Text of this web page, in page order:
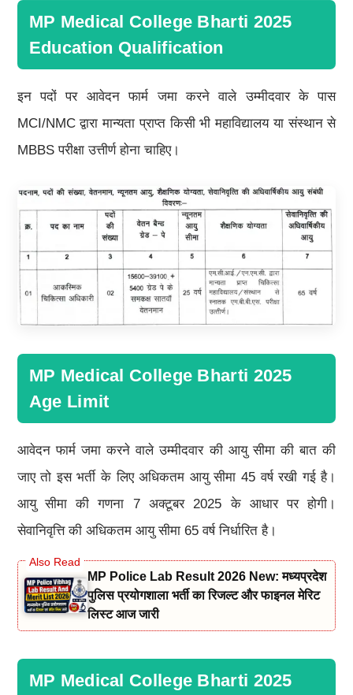
MP Medical College Bharti 2025
Education Qualification
इन पदों पर आवेदन फार्म जमा करने वाले उम्मीदवार के पास
MCI/NMC द्वारा मान्यता प्राप्त किसी भी महाविद्यालय या संस्थान से
MBBS परीक्षा उत्तीर्ण होना चाहिए।
MP Medical College Bharti 2025
Age Limit
आवेदन फार्म जमा करने वाले उम्मीदवार की आयु सीमा की बात की
जाए तो इस भर्ती के लिए अधिकतम आयु सीमा 45 वर्ष रखी गई है।
आयु सीमा की गणना 7 अक्टूबर 2025 के आधार पर होगी।
सेवानिवृत्ति की अधिकतम आयु सीमा 65 वर्ष निर्धारित है।
MP Police Lab Result 2026 New: मध्यप्रदेश
पुलिस प्रयोगशाला भर्ती का रिजल्ट और फाइनल मेरिट
लिस्ट आज जारी
MP Medical College Bharti 2025